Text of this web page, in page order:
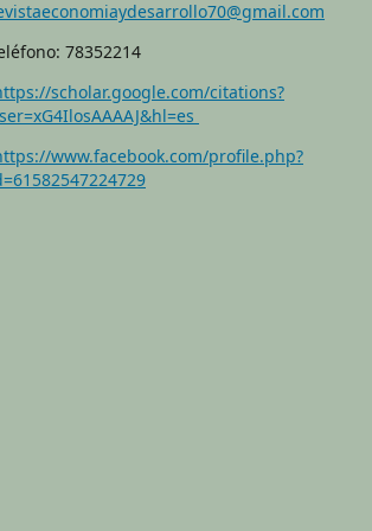
78352214
scholar.google.com/citations?
www.facebook.com/profile.php?